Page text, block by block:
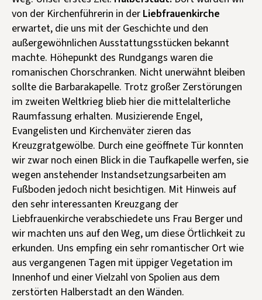
Kontakt aufnehmen
Mitglied werden
Spenden
von der Kirchenführerin in der Liebfrauenkirche
erwartet, die uns mit der Geschichte und den
außergewöhnlichen Ausstattungsstücken bekannt
machte. Höhepunkt des Rundgangs waren die
romanischen Chorschranken. Nicht unerwähnt bleiben
sollte die Barbarakapelle. Trotz großer Zerstörungen
im zweiten Weltkrieg blieb hier die mittelalterliche
Raumfassung erhalten. Musizierende Engel,
Evangelisten und Kirchenväter zieren das
Kreuzgratgewölbe. Durch eine geöffnete Tür konnten
wir zwar noch einen Blick in die Taufkapelle werfen, sie
wegen anstehender Instandsetzungsarbeiten am
Fußboden jedoch nicht besichtigen. Mit Hinweis auf
den sehr interessanten Kreuzgang der
Liebfrauenkirche verabschiedete uns Frau Berger und
wir machten uns auf den Weg, um diese Örtlichkeit zu
erkunden. Uns empfing ein sehr romantischer Ort wie
aus vergangenen Tagen mit üppiger Vegetation im
Innenhof und einer Vielzahl von Spolien aus dem
zerstörten Halberstadt an den Wänden.